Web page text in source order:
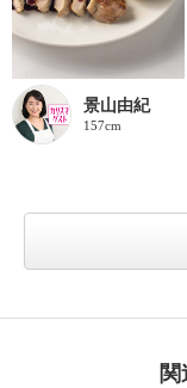
景山由紀
157cm